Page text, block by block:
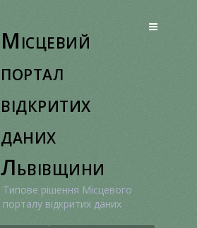
Місцевий
портал
відкритих
даних
Львівщини
Типове рішення Місцевого
порталу відкритих даних